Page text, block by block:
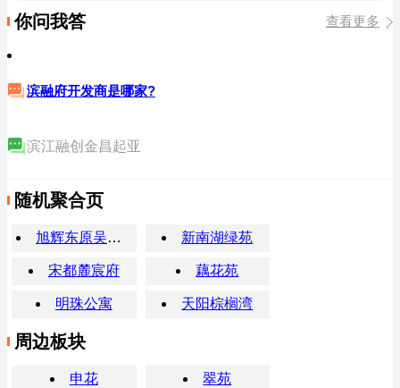
你问我答 查看更多
滨融府开发商是哪家?
滨江融创金昌起亚
随机聚合页
旭辉东原吴越府 新南湖绿苑
宋都麓宸府 藕花苑
明珠公寓 天阳棕榈湾
周边板块
申花 翠苑